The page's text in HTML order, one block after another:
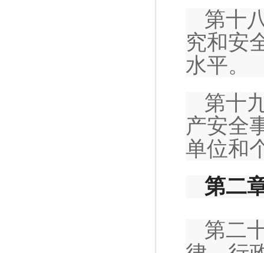
第十
究和安
水平。
第十
产安全
单位和
第二
第二